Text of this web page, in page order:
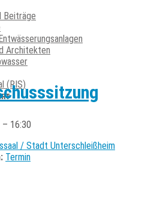
Beiträge
Architekten
(RIS)
– 16:30
/ Stadt Unterschleißheim
Termin